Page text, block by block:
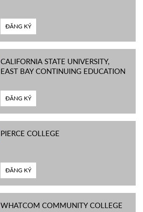
ĐĂNG KÝ
CALIFORNIA STATE UNIVERSITY,
EAST BAY CONTINUING EDUCATION
ĐĂNG KÝ
PIERCE COLLEGE
ĐĂNG KÝ
WHATCOM COMMUNITY COLLEGE